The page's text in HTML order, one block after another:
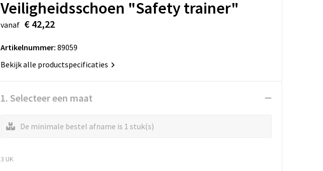
Veiligheidsschoen "Safety trainer"
vanaf € 42,22
Artikelnummer: 89059
Bekijk alle productspecificaties
1. Selecteer een maat
De minimale bestel afname is 1 stuk(s)
3 UK